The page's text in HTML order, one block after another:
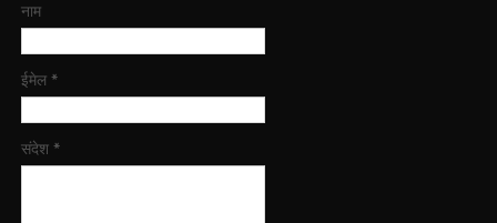
नाम
ईमेल *
संदेश *